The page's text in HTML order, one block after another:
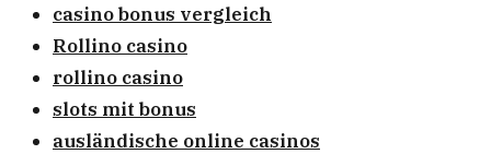
casino bonus vergleich
Rollino casino
rollino casino
slots mit bonus
ausländische online casinos